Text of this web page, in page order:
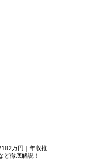
万円｜年収推
ど徹底解説！